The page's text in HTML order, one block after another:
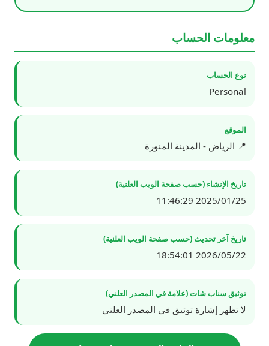
معلومات الحساب
نوع الحساب
Personal
الموقع
📍 الرياض - المدينة المنورة
تاريخ الإنشاء (حسب صفحة الويب العلنية)
2025/01/25 11:46:29
تاريخ آخر تحديث (حسب صفحة الويب العلنية)
2026/05/22 18:54:01
توثيق سناب شات (علامة في المصدر العلني)
لا تظهر إشارة توثيق في المصدر العلني